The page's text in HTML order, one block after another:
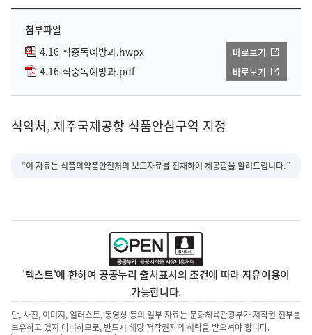
첨부파일
4.16 식중독예방과.hwpx
바로보기
4.16 식중독예방과.pdf 바로보기
식약처, 제주국제공항 식품안심구역 지정
“이 자료는 식품의약품안전처의 보도자료를 전재하여 제공함을 알려드립니다.”
'텍스트'에 한하여 공공누리 출처표시의 조건에 따라 자유이용이
가능합니다.
단, 사진, 이미지, 일러스트, 동영상 등의 일부 자료는 문화체육관광부가 저작권 전부를
보유하고 있지 아니하므로, 반드시 해당 저작권자의 허락을 받으셔야 합니다.